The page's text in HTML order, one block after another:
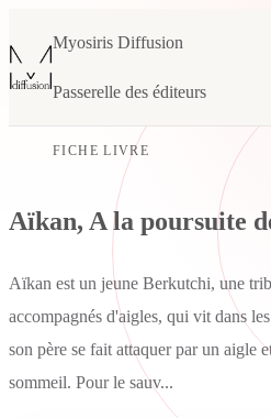
Myosiris Diffusion
Passerelle des éditeurs
FICHE LIVRE
Aïkan, A la poursuite
Aïkan est un jeune Berkutchi, une
accompagnés d'aigles, qui vit dans
son père se fait attaquer par un aigle
sommeil. Pour le sauv...